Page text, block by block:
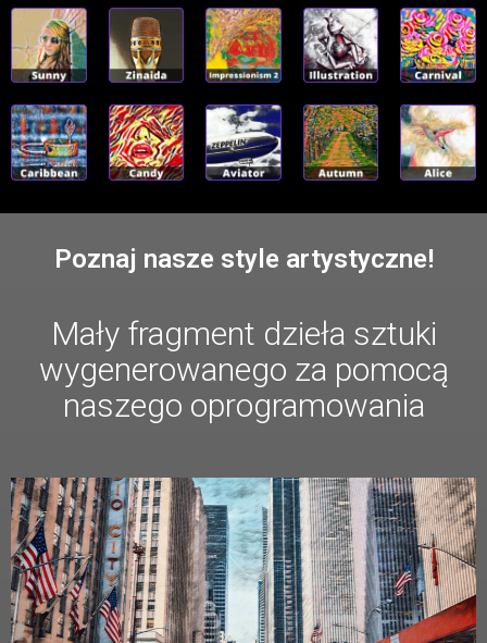
Poznaj nasze style artystyczne!
Mały fragment dzieła sztuki
wygenerowanego za pomocą
naszego oprogramowania